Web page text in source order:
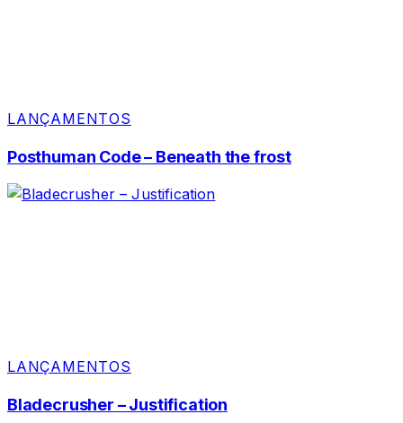
LANÇAMENTOS
Posthuman Code – Beneath the frost
LANÇAMENTOS
Bladecrusher – Justification